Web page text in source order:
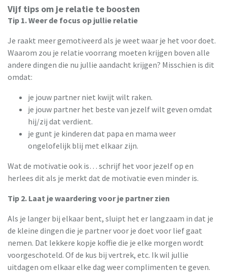
Vijf tips om je relatie te boosten
Tip 1. Weer de focus op jullie relatie
Je raakt meer gemotiveerd als je weet waar je het voor doet.
Waarom zou je relatie voorrang moeten krijgen boven alle
andere dingen die nu jullie aandacht krijgen? Misschien is dit
omdat:
je jouw partner niet kwijt wilt raken.
je jouw partner het beste van jezelf wilt geven omdat
hij/zij dat verdient.
je gunt je kinderen dat papa en mama weer
ongelofelijk blij met elkaar zijn.
Wat de motivatie ook is… schrijf het voor jezelf op en
herlees dit als je merkt dat de motivatie even minder is.
Tip 2. Laat je waardering voor je partner zien
Als je langer bij elkaar bent, sluipt het er langzaam in dat je
de kleine dingen die je partner voor je doet voor lief gaat
nemen. Dat lekkere kopje koffie die je elke morgen wordt
voorgeschoteld. Of de kus bij vertrek, etc. Ik wil jullie
uitdagen om elkaar elke dag weer complimenten te geven.